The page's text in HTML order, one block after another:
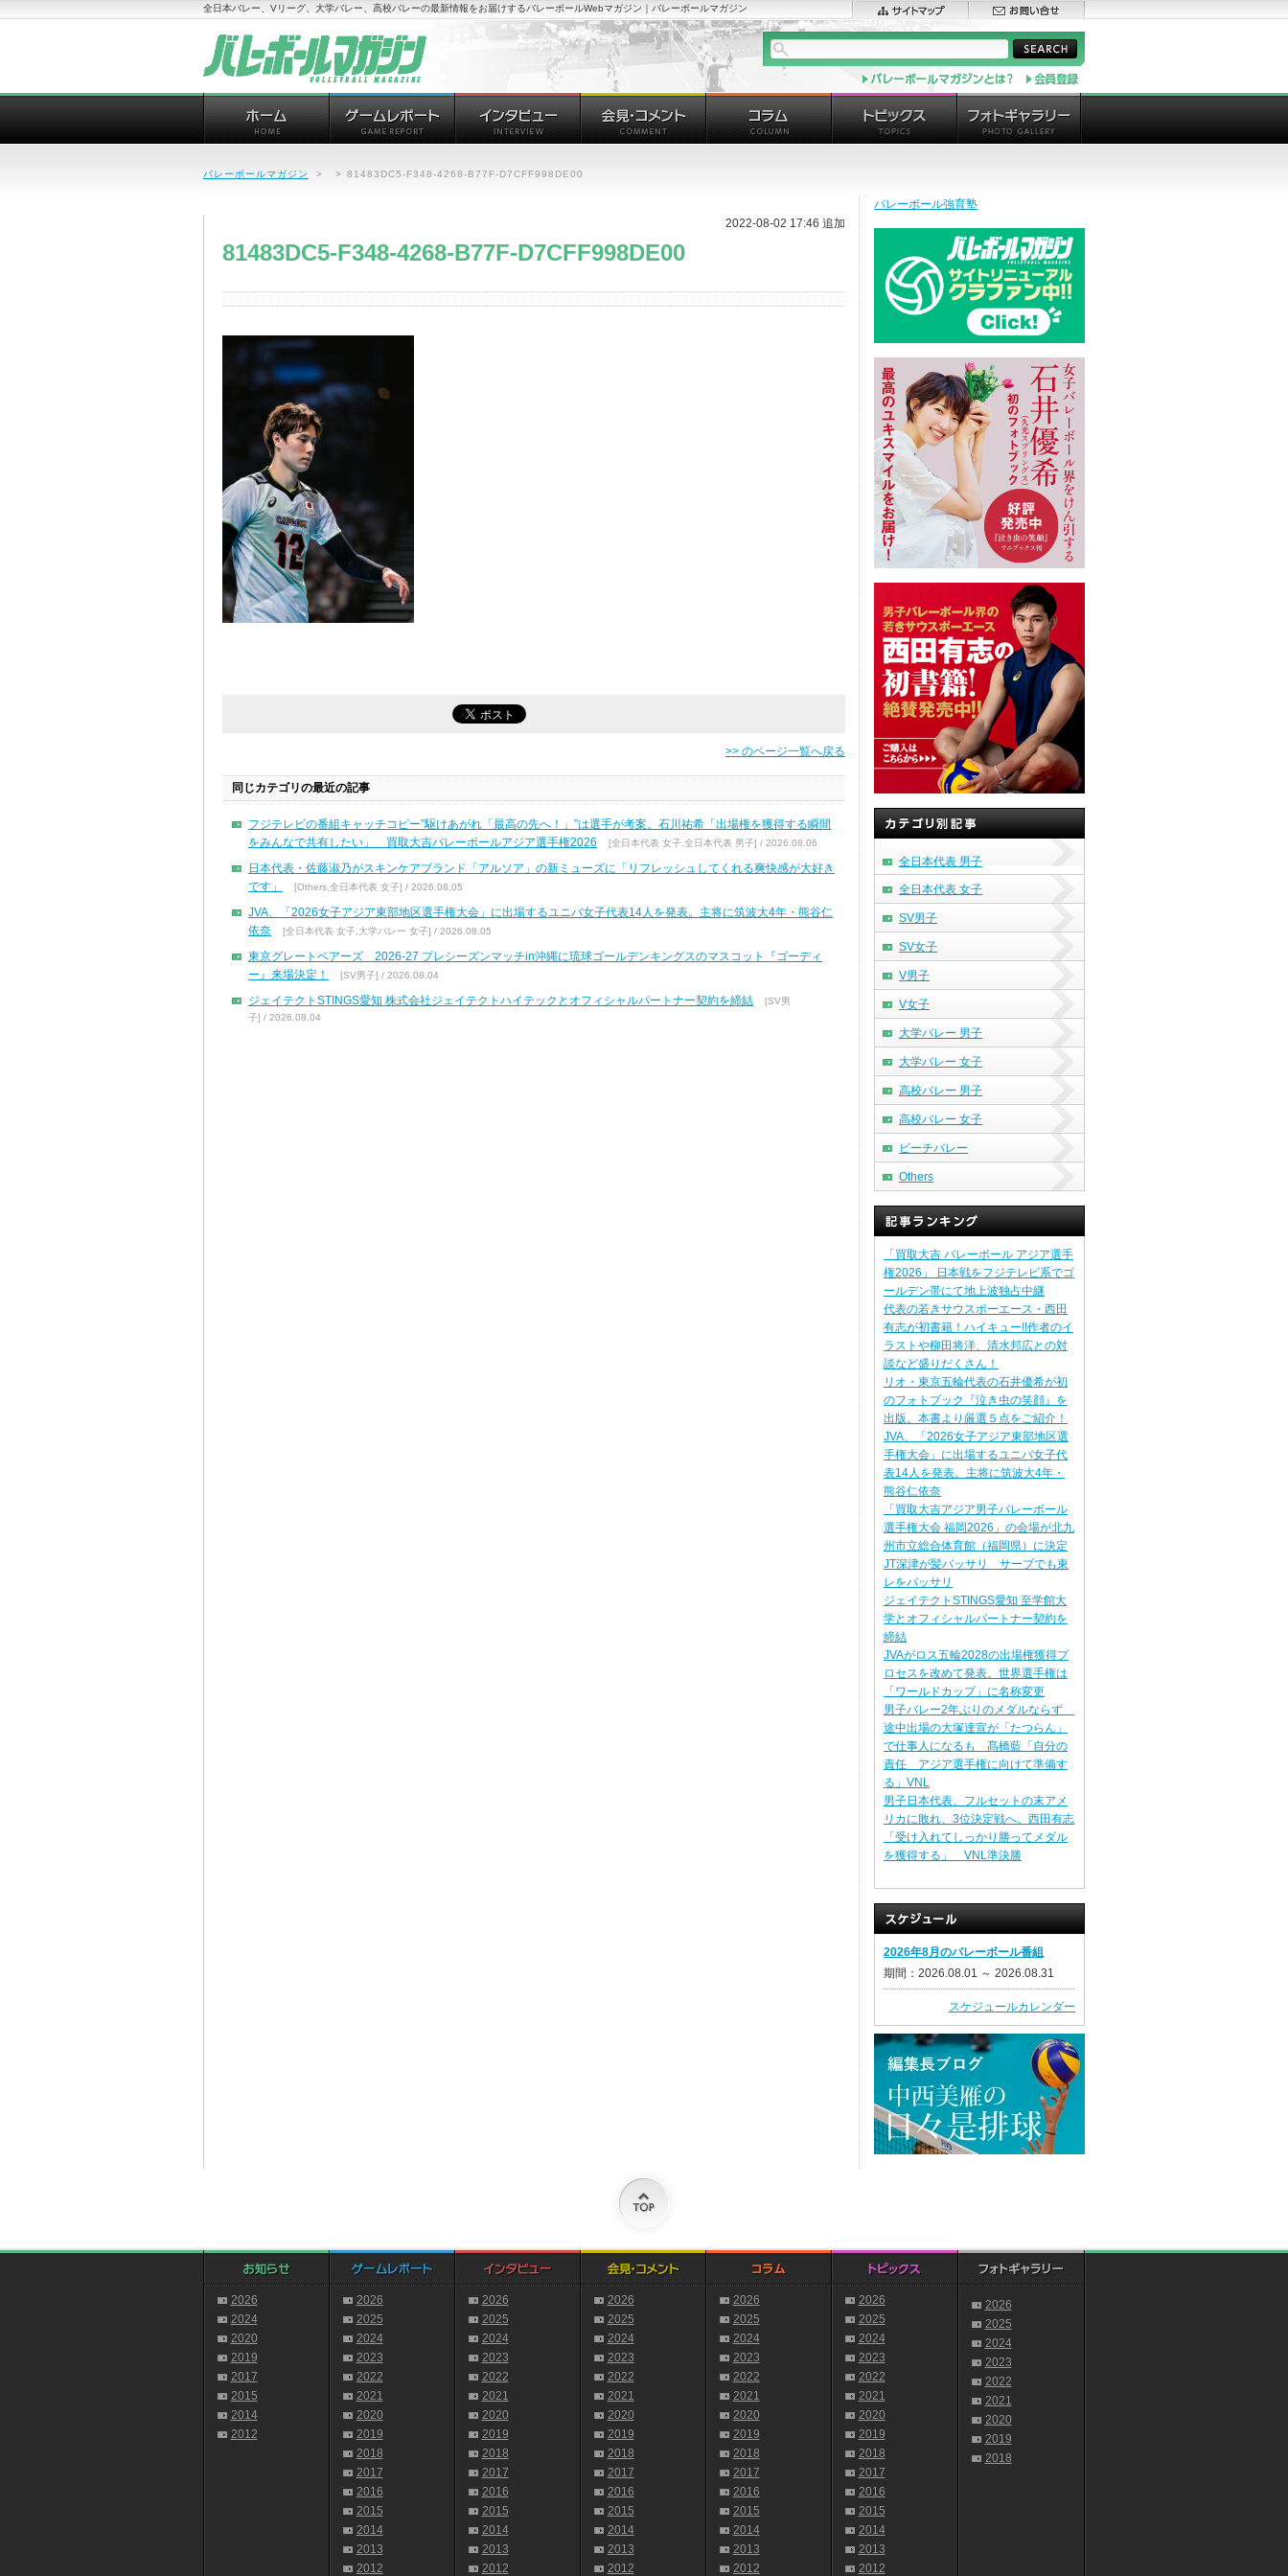
全日本バレー、Vリーグ、大学バレー、高校バレーの最新情報をお届けするバレーボールWebマガジン｜バレーボールマガジン
バレーボールマガジン > > 81483DC5-F348-4268-B77F-D7CFF998DE00
2022-08-02 17:46 追加
81483DC5-F348-4268-B77F-D7CFF998DE00
>> のページ一覧へ戻る
同じカテゴリの最近の記事
フジテレビの番組キャッチコピー”駆けあがれ「最高の先へ！」”は選手が考案。石川祐希「出場権を獲得する瞬間
をみんなで共有したい」 買取大吉バレーボールアジア選手権2026
[全日本代表 女子,全日本代表 男子] / 2026.08.06
日本代表・佐藤淑乃がスキンケアブランド「アルソア」の新ミューズに「リフレッシュしてくれる爽快感が大好き
です」
[Others,全日本代表 女子] / 2026.08.05
JVA、「2026女子アジア東部地区選手権大会」に出場するユニバ女子代表14人を発表。主将に筑波大4年・熊谷仁
依奈
[全日本代表 女子,大学バレー 女子] / 2026.08.05
東京グレートベアーズ 2026-27 プレシーズンマッチin沖縄に琉球ゴールデンキングスのマスコット『ゴーディ
ー』来場決定！
[SV男子] / 2026.08.04
ジェイテクトSTINGS愛知 株式会社ジェイテクトハイテックとオフィシャルパートナー契約を締結 [SV男
子] / 2026.08.04
バレーボール強育塾
全日本代表 男子
全日本代表 女子
SV男子
SV女子
V男子
V女子
大学バレー 男子
大学バレー 女子
高校バレー 男子
高校バレー 女子
ビーチバレー
Others
「買取大吉 バレーボール アジア選手
権2026」 日本戦をフジテレビ系でゴ
ールデン帯にて地上波独占中継
代表の若きサウスポーエース・西田
有志が初書籍！ハイキュー!!作者のイ
ラストや柳田将洋、清水邦広との対
談など盛りだくさん！
リオ・東京五輪代表の石井優希が初
のフォトブック『泣き虫の笑顔』を
出版。本書より厳選５点をご紹介！
JVA、「2026女子アジア東部地区選
手権大会」に出場するユニバ女子代
表14人を発表。主将に筑波大4年・
熊谷仁依奈
「買取大吉アジア男子バレーボール
選手権大会 福岡2026」の会場が北九
州市立総合体育館（福岡県）に決定
JT深津が髪バッサリ サーブでも東
レをバッサリ
ジェイテクトSTINGS愛知 至学館大
学とオフィシャルパートナー契約を
締結
JVAがロス五輪2028の出場権獲得プ
ロセスを改めて発表。世界選手権は
「ワールドカップ」に名称変更
男子バレー2年ぶりのメダルならず
途中出場の大塚達宣が「たつらん」
で仕事人になるも 髙橋藍「自分の
責任 アジア選手権に向けて準備す
る」VNL
男子日本代表、フルセットの末アメ
リカに敗れ、3位決定戦へ。西田有志
「受け入れてしっかり勝ってメダル
を獲得する」 VNL準決勝
2026年8月のバレーボール番組
期間：2026.08.01 ～ 2026.08.31
スケジュールカレンダー
2026
2024
2020
2019
2017
2015
2014
2012
2026
2025
2024
2023
2022
2021
2020
2019
2018
2017
2016
2015
2014
2013
2012
2026
2025
2024
2023
2022
2021
2020
2019
2018
2017
2016
2015
2014
2013
2012
2026
2025
2024
2023
2022
2021
2020
2019
2018
2017
2016
2015
2014
2013
2012
2026
2025
2024
2023
2022
2021
2020
2019
2018
2017
2016
2015
2014
2013
2012
2026
2025
2024
2023
2022
2021
2020
2019
2018
2017
2016
2015
2014
2013
2012
2026
2025
2024
2023
2022
2021
2020
2019
2018